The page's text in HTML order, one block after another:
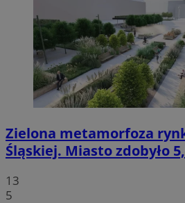
Zielona metamorfoza
Śląskiej. Miasto zdobyło
13
5